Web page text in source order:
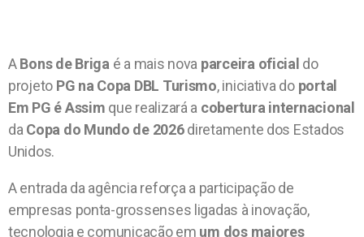
ABons de Brigaé a mais nova parceira oficial do
projeto PG na Copa DBL Turismo, iniciativa doportal
Em PG é Assim que realizará a cobertura internacional
daCopa do Mundo de 2026diretamente dos Estados
Unidos.
A entrada da agência reforça a participação de
empresas ponta-grossenses ligadas à inovação,
tecnologia e comunicação em um dos maiores